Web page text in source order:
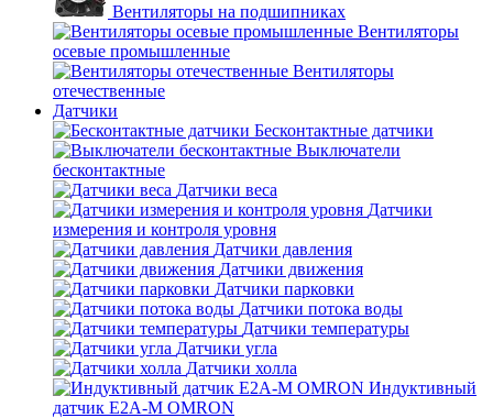
Вентиляторы на подшипниках
Вентиляторы
осевые промышленные
Вентиляторы
отечественные
Датчики
Бесконтактные датчики
Выключатели
бесконтактные
Датчики веса
Датчики
измерения и контроля уровня
Датчики давления
Датчики движения
Датчики парковки
Датчики потока воды
Датчики температуры
Датчики угла
Датчики холла
Индуктивный
датчик E2A-M OMRON